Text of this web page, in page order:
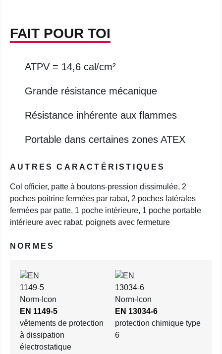
FAIT POUR TOI
ATPV = 14,6 cal/cm²
Grande résistance mécanique
Résistance inhérente aux flammes
Portable dans certaines zones ATEX
AUTRES CARACTÉRISTIQUES
Col officier, patte à boutons-pression dissimulée, 2
poches poitrine fermées par rabat, 2 poches latérales
fermées par patte, 1 poche intérieure, 1 poche portable
intérieure avec rabat, poignets avec fermeture
NORMES
EN 1149-5
vêtements de protection
à dissipation
électrostatique
EN 13034-6
protection chimique type
6